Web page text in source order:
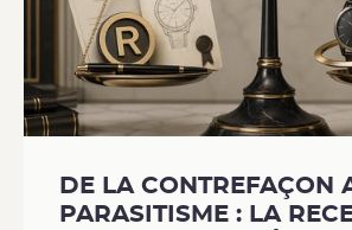
DE LA CONTREFAÇON
PARASITISME : LA